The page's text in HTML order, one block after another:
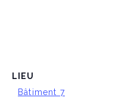
LIEU
Bâtiment 7